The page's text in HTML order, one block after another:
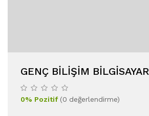
GENÇ BILIŞIM BILGISAYAR
0% Pozitif(0 değerlendirme)